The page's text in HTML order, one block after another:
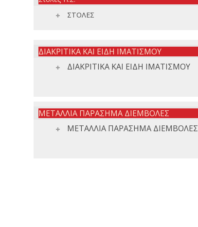
ΣΤΟΛΕΣ
ΔΙΑΚΡΙΤΙΚΑ ΚΑΙ ΕΙΔΗ ΙΜΑΤΙΣΜΟΥ
ΔΙΑΚΡΙΤΙΚΑ ΚΑΙ ΕΙΔΗ ΙΜΑΤΙΣΜΟΥ
ΜΕΤΑΛΛΙΑ ΠΑΡΑΣΗΜΑ ΔΙΕΜΒΟΛΕΣ
ΜΕΤΑΛΛΙΑ ΠΑΡΑΣΗΜΑ ΔΙΕΜΒΟΛΕΣ